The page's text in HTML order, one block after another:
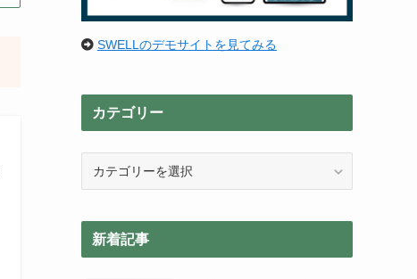
SWELLのデモサイトを見てみる
カテゴリー
リ
新着記事